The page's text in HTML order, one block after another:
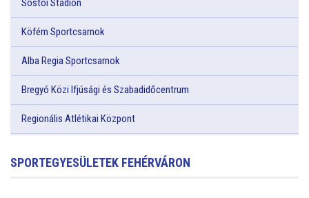
Sóstói Stadion
Köfém Sportcsarnok
Alba Regia Sportcsarnok
Bregyó Közi Ifjúsági és Szabadidőcentrum
Regionális Atlétikai Központ
SPORTEGYESÜLETEK FEHÉRVÁRON